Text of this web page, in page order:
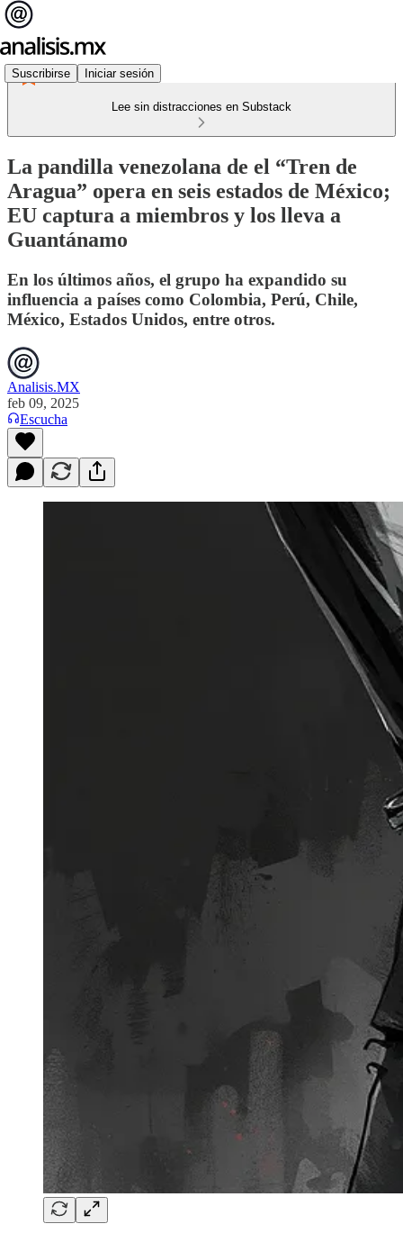
Suscribirse Iniciar sesión
Lee sin distracciones en Substack
La pandilla venezolana de el “Tren de
Aragua” opera en seis estados de México;
EU captura a miembros y los lleva a
Guantánamo
En los últimos años, el grupo ha expandido su
influencia a países como Colombia, Perú, Chile,
México, Estados Unidos, entre otros.
Analisis.MX
feb 09, 2025
Escucha